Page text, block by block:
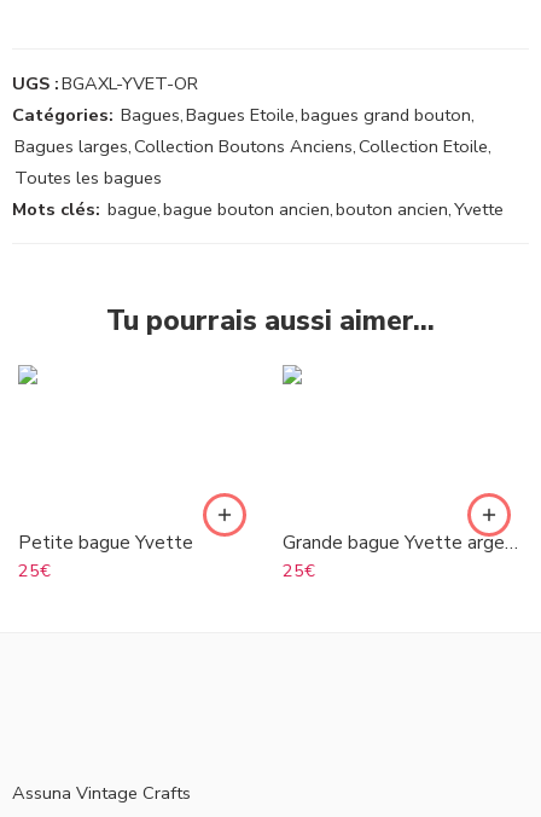
UGS :BGAXL-YVET-OR
Catégories: Bagues,Bagues Etoile,bagues grand bouton,
Bagues larges,Collection Boutons Anciens,Collection Etoile,
Toutes les bagues
Mots clés: bague,bague bouton ancien,bouton ancien,Yvette
Tu pourrais aussi aimer…
Petite bague Yvette
25€
Grande bague Yvette argenté
25€
Assuna Vintage Crafts